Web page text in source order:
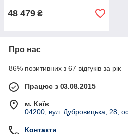
48 479 ₴
Про нас
86% позитивних з 67 відгуків за рік
Працює з 03.08.2015
м. Київ
04200, вул. Дубровицька, 28,
Контакти